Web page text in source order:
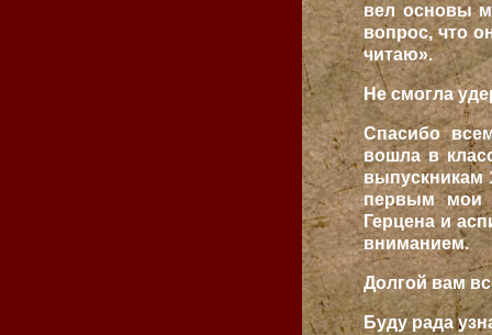
вел основы
вопрос, что
читаю».
Не смогла
Спасибо
вошла в
выпускникам
первым мои
Герцена и
вниманием.
Долгой вам
Буду рада